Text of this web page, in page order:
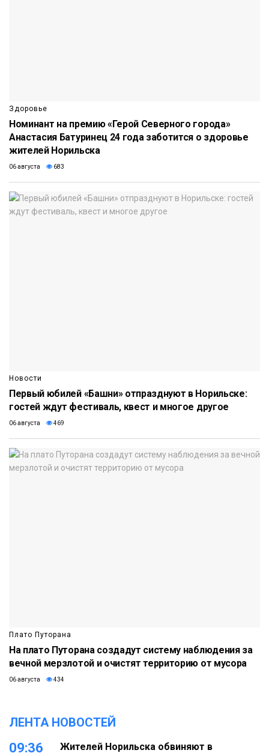
Здоровье
Номинант на премию «Герой Северного города»
Анастасия Батуринец 24 года заботится о здоровье
жителей Норильска
06 августа 683
Новости
Первый юбилей «Башни» отпразднуют в Норильске:
гостей ждут фестиваль, квест и многое другое
06 августа 469
Плато Путорана
На плато Путорана создадут систему наблюдения за
вечной мерзлотой и очистят территорию от мусора
06 августа 434
ЛЕНТА НОВОСТЕЙ
09:36
Жителей Норильска обвиняют в